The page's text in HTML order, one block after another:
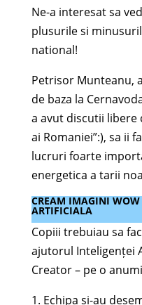
Ne-a interesat sa
plusurile si
national!
Petrisor Munteanu,
de baza la
a avut discutii libere
ai Romaniei”:), sa ii
lucruri foarte
energetica a tarii
CREAM IMAGINI
ARTIFICIALA
Copiii trebuiau sa
ajutorul Inteligenței
Creator – pe o
Echipa si-au